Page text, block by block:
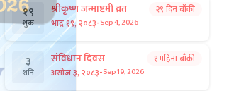
१९
शुक्र
श्रीकृष्ण जन्माष्टमी व्रत
भाद्र १९, २०८३-Sep 4, 2026
२९ दिन बाँकी
३
शनि
संविधान दिवस
असोज ३, २०८३-Sep 19, 2026
१ महिना बाँकी